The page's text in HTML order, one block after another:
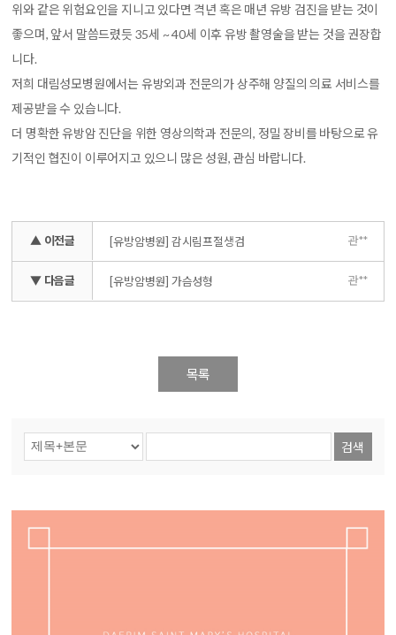
위와 같은 위험요인을 지니고 있다면 격년 혹은 매년 유방 검진을 받는 것이
좋으며, 앞서 말씀드렸듯 35세 ~ 40세 이후 유방 촬영술을 받는 것을 권장합
니다.
저희 대림성모병원에서는 유방외과 전문의가 상주해 양질의 의료 서비스를
제공받을 수 있습니다.
더 명확한 유방암 진단을 위한 영상의학과 전문의, 정밀 장비를 바탕으로 유
기적인 협진이 이루어지고 있으니 많은 성원, 관심 바랍니다.
▲ 이전글 [유방암병원] 감시림프절생검 관**
▼ 다음글 [유방암병원] 가슴성형 관**
목록
검색